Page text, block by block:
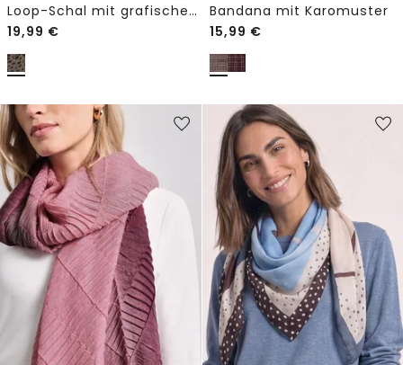
Loop-Schal mit grafischem Muster
19,99 €
Bandana mit Karomuster
15,99 €